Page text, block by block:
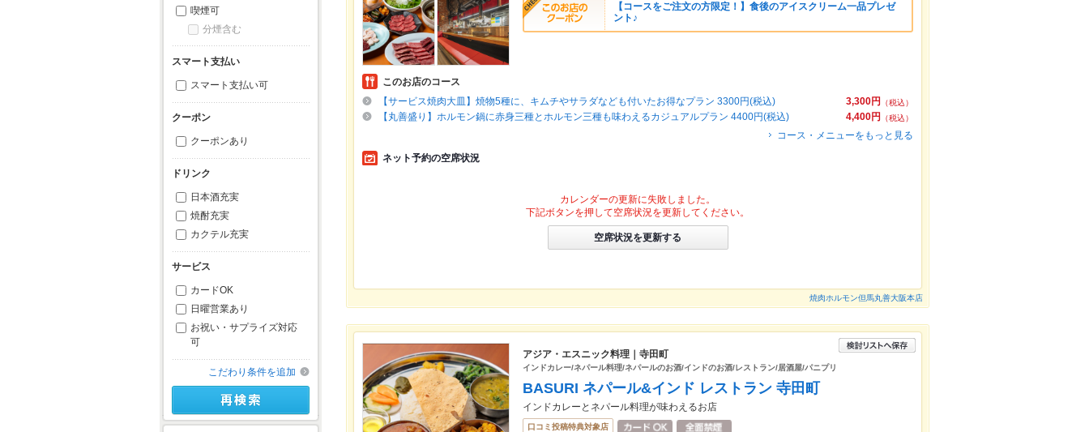
喫煙可
分煙含む
スマート支払い
スマート支払い可
クーポン
クーポンあり
ドリンク
日本酒充実
焼酎充実
カクテル充実
サービス
カードOK
日曜営業あり
お祝い・サプライズ対応
可
こだわり条件を追加
【コースをご注文の方限定！】食後のアイスクリーム一品プレゼ
ント♪
このお店のコース
3,300円
（税込）
【サービス焼肉大皿】焼物5種に、キムチやサラダなども付いたお得なプラン 3300円(税込)
4,400円
（税込）
【丸善盛り】ホルモン鍋に赤身三種とホルモン三種も味わえるカジュアルプラン 4400円(税込)
コース・メニューをもっと見る
ネット予約の空席状況
カレンダーの更新に失敗しました。
下記ボタンを押して空席状況を更新してください。
空席状況を更新する
焼肉ホルモン但馬丸善大阪本店
アジア・エスニック料理｜寺田町
インドカレー/ネパール料理/ネパールのお酒/インドのお酒/レストラン/居酒屋/パニプリ
BASURI ネパール&インド レストラン 寺田町
インドカレーとネパール料理が味わえるお店
口コミ投稿特典対象店